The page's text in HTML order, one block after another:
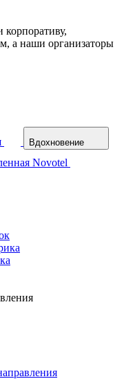
а наши организаторы
Вдохновение
Novotel